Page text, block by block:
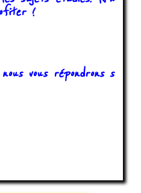
!
vous répondrons s